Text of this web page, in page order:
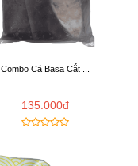
Combo Cá Basa Cắt ...
135.000đ